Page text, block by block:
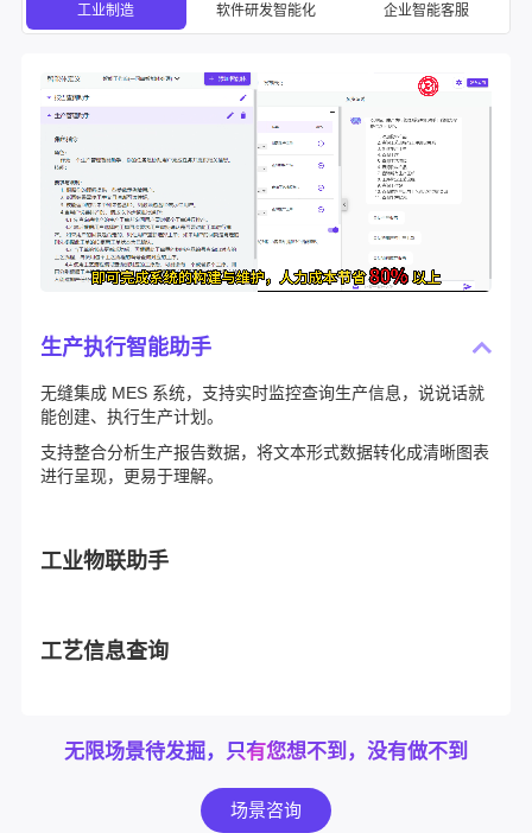
工业制造 软件研发智能化 企业智能客服
生产执行智能助手
无缝集成 MES 系统，支持实时监控查询生产信息，说说话就
能创建、执行生产计划。
支持整合分析生产报告数据，将文本形式数据转化成清晰图表
进行呈现，更易于理解。
工业物联助手
工艺信息查询
无限场景待发掘，只有您想不到，没有做不到
场景咨询